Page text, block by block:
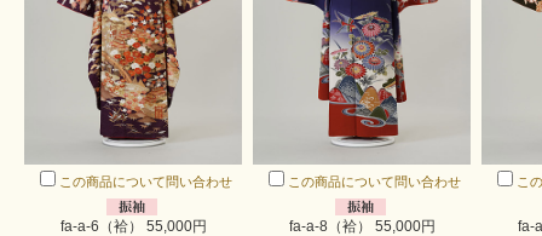
この商品について問い合わせ
fa-a-6（袷） 55,000円
この商品について問い合わせ
fa-a-8（袷） 55,000円
こ
fa-